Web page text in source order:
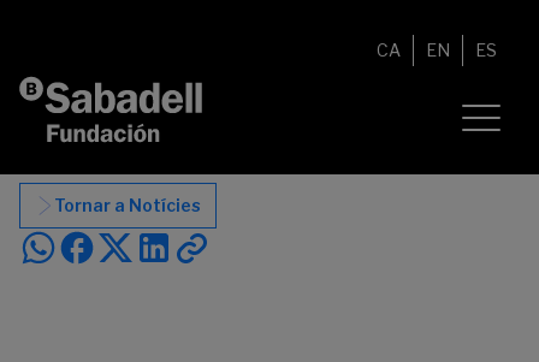
CA EN ES
Tornar a Notícies